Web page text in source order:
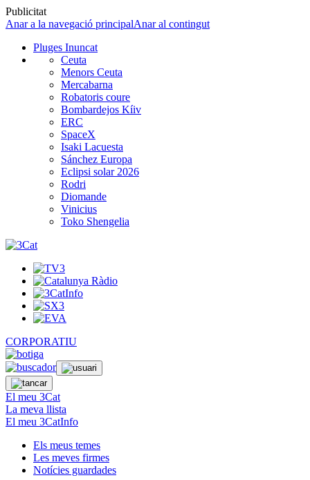
Publicitat
Anar a la navegació principalAnar al contingut
Pluges Inuncat
Ceuta
Menors Ceuta
Mercabarna
Robatoris coure
Bombardejos Kíiv
ERC
SpaceX
Isaki Lacuesta
Sánchez Europa
Eclipsi solar 2026
Rodri
Diomande
Vinicius
Toko Shengelia
CORPORATIU
El meu 3Cat
La meva llista
El meu 3CatInfo
Els meus temes
Les meves firmes
Notícies guardades